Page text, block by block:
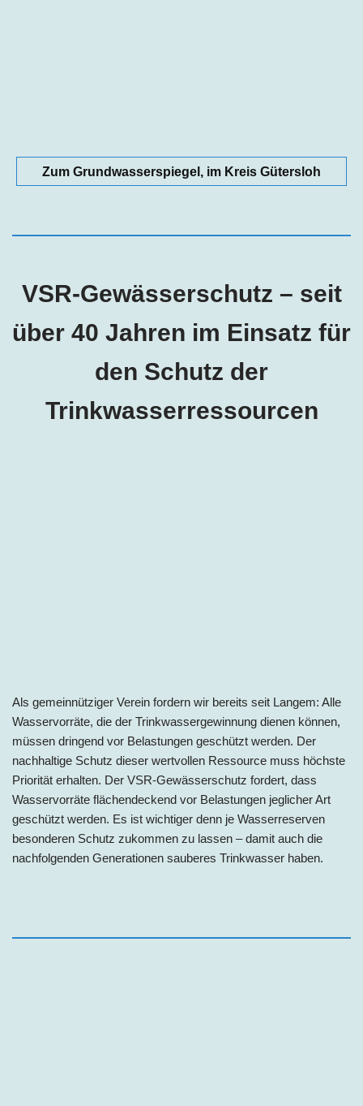
Zum Grundwasserspiegel, im Kreis Gütersloh
VSR-Gewässerschutz – seit
über 40 Jahren im Einsatz für
den Schutz der
Trinkwasserressourcen
Als gemeinnütziger Verein fordern wir bereits seit Langem: Alle
Wasservorräte, die der Trinkwassergewinnung dienen können,
müssen dringend vor Belastungen geschützt werden. Der
nachhaltige Schutz dieser wertvollen Ressource muss höchste
Priorität erhalten. Der VSR-Gewässerschutz fordert, dass
Wasservorräte flächendeckend vor Belastungen jeglicher Art
geschützt werden. Es ist wichtiger denn je Wasserreserven
besonderen Schutz zukommen zu lassen – damit auch die
nachfolgenden Generationen sauberes Trinkwasser haben.